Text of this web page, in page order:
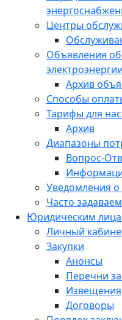
Центры
Объявления
электроэнергии
Архив
Способы
Тарифы для
Архив
Диапазоны
Вопрос-
Уведомления
Часто
Юридическим
Личный
Закупки
Анонсы
Перечни
Извещения
Договоры